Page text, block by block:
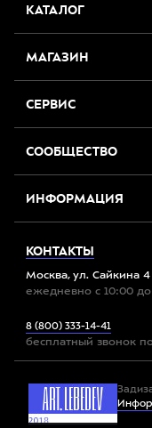
КАТАЛОГ
МАГАЗИН
СЕРВИС
СООБЩЕСТВО
ИНФОРМАЦИЯ
КОНТАКТЫ
Москва, ул. Сайкина
ежедневно с 10:00 до
8 (800) 333-14-41
бесплатный звонок